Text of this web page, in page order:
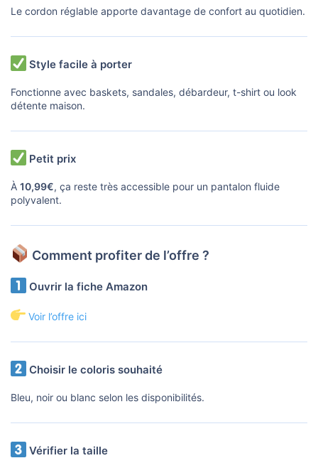
Le cordon réglable apporte davantage de confort au quotidien.
Style facile à porter
Fonctionne avec baskets, sandales, débardeur, t-shirt ou look
détente maison.
Petit prix
À 10,99€, ça reste très accessible pour un pantalon fluide
polyvalent.
Comment profiter de l’offre ?
Ouvrir la fiche Amazon
Voir l’offre ici
Choisir le coloris souhaité
Bleu, noir ou blanc selon les disponibilités.
Vérifier la taille